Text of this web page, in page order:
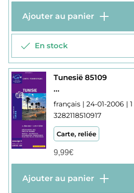
Ajouter au panier
En stock
Tunesië 85109
...
français | 24-01-2006 |
3282118510917
Carte, reliée
9,99€
Ajouter au panier